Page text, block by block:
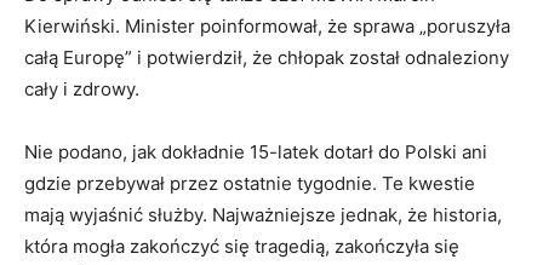
Kierwiński. Minister poinformował, że sprawa „poruszyła
całą Europę” i potwierdził, że chłopak został odnaleziony
cały i zdrowy.
Nie podano, jak dokładnie 15-latek dotarł do Polski ani
gdzie przebywał przez ostatnie tygodnie. Te kwestie
mają wyjaśnić służby. Najważniejsze jednak, że historia,
która mogła zakończyć się tragedią, zakończyła się